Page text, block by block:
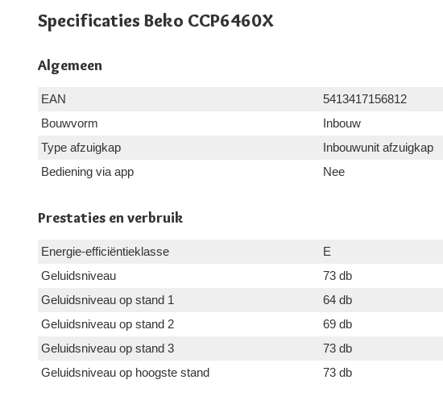
Specificaties Beko CCP6460X
Algemeen
EAN
5413417156812
Bouwvorm
Inbouw
Type afzuigkap
Inbouwunit afzuigkap
Bediening via app
Nee
Prestaties en verbruik
Energie-efficiëntieklasse
E
Geluidsniveau
73 db
Geluidsniveau op stand 1
64 db
Geluidsniveau op stand 2
69 db
Geluidsniveau op stand 3
73 db
Geluidsniveau op hoogste stand
73 db